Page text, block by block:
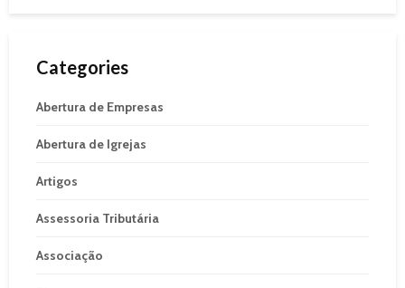
Categories
Abertura de Empresas
Abertura de Igrejas
Artigos
Assessoria Tributária
Associação